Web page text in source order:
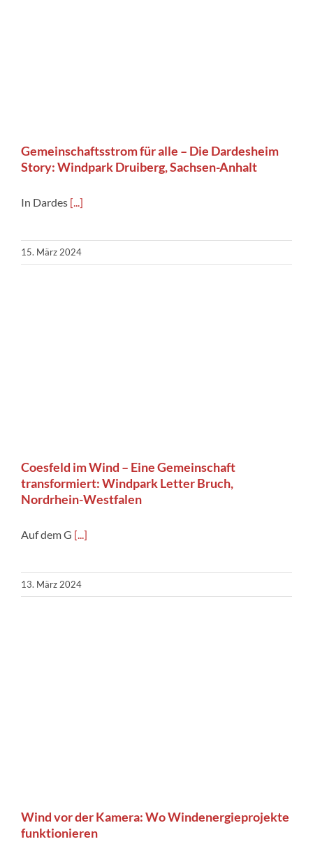
Gemeinschaftsstrom für alle – Die Dardesheim
Story: Windpark Druiberg, Sachsen-Anhalt
In Dardes [...]
15. März 2024
Coesfeld im Wind – Eine Gemeinschaft
transformiert: Windpark Letter Bruch,
Nordrhein-Westfalen
Auf dem G [...]
13. März 2024
Wind vor der Kamera: Wo Windenergieprojekte
funktionieren